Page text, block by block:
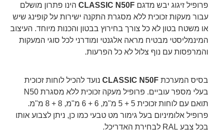
פרופיל זיגוג יבש מדגם CLASSIC N50F הינו פתרון מושלם
עבור מעקות זכוכית ללא מסגרת התקנה ישירות על קופינג שיש
או משטח בטון לא כל צורך בחירוץ בבטון והכנות מיוחד. העיצוב
המינמליסטי מבטיח מראה אלגנטי ומודרני לכל סוגי המעקות
והמרפסות עם נוף צלול לא כל הפרעות.
בסיס המערכת CLASSIC N50F נועד להכיל לוחות זכוכית
בעלי מספר עוביים. פרופיל מעקה זכוכית ללא מסגרת N50
תואם עם לוחות זכוכית 5 + 5 מ"מ, 6 + 6 מ"מ, 8 + 8 מ"מ.
פרופיל אלומיניום בעל גימור מט טבעי כמו כן, ניתן לצבוע אותו
בכל צבע RAL לבחירת האדריכל.